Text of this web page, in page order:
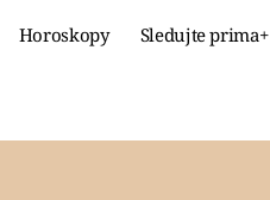
Horoskopy Sledujte prima+